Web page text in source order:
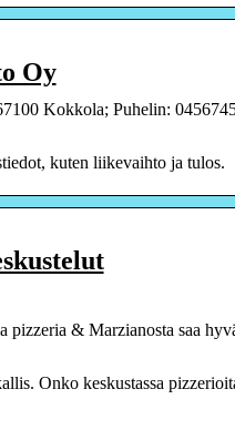
Oy
Kokkola; Puhelin:
kuten liikevaihto ja tulos.
& Marzianosta saa
Onko keskustassa